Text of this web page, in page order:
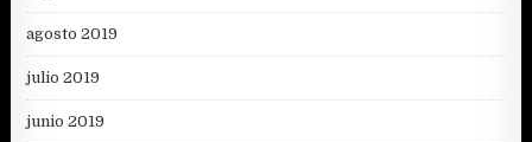
agosto 2019
julio 2019
junio 2019